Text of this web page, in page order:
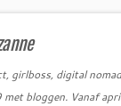
girlboss, digital
met bloggen. Vanaf